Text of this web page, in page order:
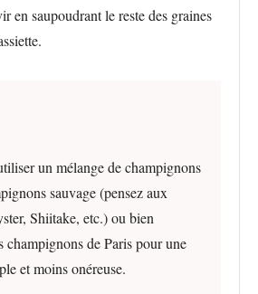
en saupoudrant le reste des graines
un mélange de champignons
sauvage (pensez aux
Shiitake, etc.) ou bien
champignons de Paris pour une
et moins onéreuse.